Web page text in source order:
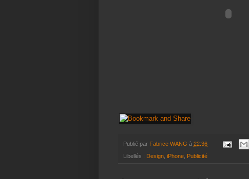
Publié par Fabrice WANG à 22:36
Libellés : Design, iPhone, Publicité